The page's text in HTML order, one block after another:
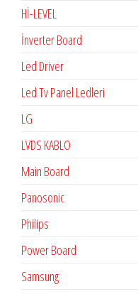
Hİ-LEVEL
İnverter Board
Led Driver
Led Tv Panel Ledleri
LG
LVDS KABLO
Main Board
Panosonic
Philips
Power Board
Samsung